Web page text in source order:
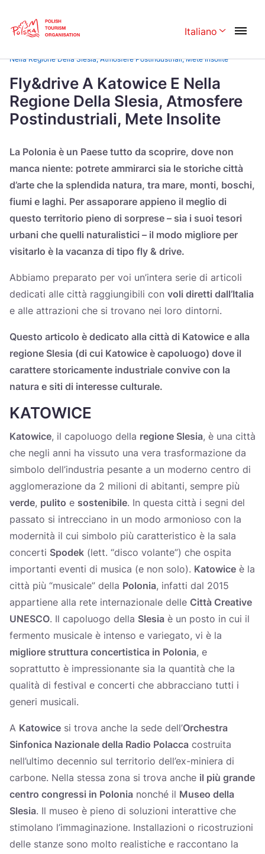
Italiano
Česká 中国
Dansk Deutschland
Español Français
Italiano Magyar
Nederlands
Português Norsk
Nella Regione Della Slesia, Atmosfere Postindustriali, Mete Insolite
Fly&drive A Katowice E Nella
Regione Della Slesia, Atmosfere
Postindustriali, Mete Insolite
La Polonia è un Paese tutto da scoprire, dove non
manca niente: potrete ammirarci sia le storiche città
d’arte che la splendida natura, tra mare, monti, boschi,
fiumi e laghi. Per assaporare appieno il meglio di
questo territorio pieno di sorprese – sia i suoi tesori
urbani che quelli naturalistici – il modo migliore per
visitarlo è la vacanza di tipo fly & drive.
Abbiamo preparato per voi un’intera serie di articoli
dedicati alle città raggiungibili con voli diretti dall’Italia
e alle attrazioni che si trovano nei loro dintorni.
Questo articolo è dedicato alla città di Katowice e alla
regione Slesia (di cui Katowice è capoluogo) dove il
carattere storicamente industriale convive con la
natura e siti di interesse culturale.
KATOWICE
Katowice, il capoluogo della regione Slesia, è una città
che negli anni ha vissuto una vera trasformazione da
simbolo dell’industria pesante a un moderno centro di
agglomerazione da 2 milioni di abitanti, sempre più
verde, pulito e sostenibile. In questa città i segni del
passato si intrecciano in un modo armonioso con la
modernità il cui simbolo più caratteristico è la sala
concerti Spodek (lett. “disco volante”) che ospita
importanti eventi di musica (e non solo). Katowice è la
città più “musicale” della Polonia, infatti dal 2015
appartiene alla rete internazionale delle Città Creative
UNESCO. Il capoluogo della Slesia è un posto in cui il
fermento musicale è intenso e variegato, vi è la
migliore struttura concertistica in Polonia, e
soprattutto è impressionante sia la quantità che la
qualità di festival e concerti che abbracciano tutti i
generi musicali.
A Katowice si trova anche la sede dell’Orchestra
Sinfonica Nazionale della Radio Polacca costruita
nell’ultimo decennio sul territorio dell’ex-miniera di
carbone. Nella stessa zona si trova anche il più grande
centro congressi in Polonia nonché il Museo della
Slesia. Il museo è pieno di soluzioni interattive che
stimolano l’immaginazione. Installazioni o ricostruzioni
delle stanze sono molto realistiche e raccontano la